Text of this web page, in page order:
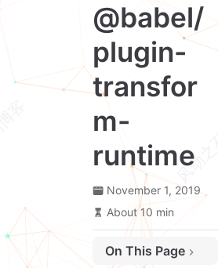
@babel/
plugin-
transfor
m-
runtime
November 1, 2019
About 10 min
On This Page
安装
使用